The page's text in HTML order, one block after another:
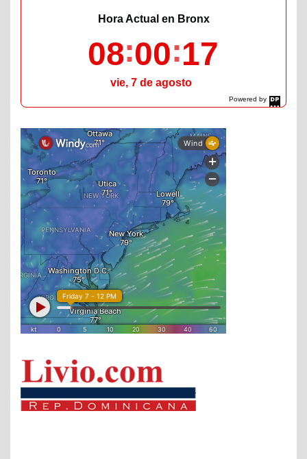
Powered by
DaysPedia.com
Hora Actual en Bronx
08 00 18
vie, 7 de agosto